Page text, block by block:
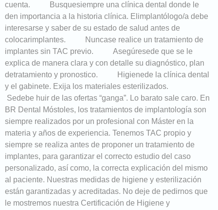
cuenta. Busquesiempre una clínica dental donde le
den importancia a la historia clínica. Elimplantólogo/a debe
interesarse y saber de su estado de salud antes de
colocarimplantes. Nuncase realice un tratamiento de
implantes sin TAC previo. Asegúresede que se le
explica de manera clara y con detalle su diagnóstico, plan
detratamiento y pronostico. Higienede la clínica dental
y el gabinete. Exija los materiales esterilizados.
Sedebe huir de las ofertas “ganga”. Lo barato sale caro. En
BR Dental Móstoles, los tratamientos de implantología son
siempre realizados por un profesional con Máster en la
materia y años de experiencia. Tenemos TAC propio y
siempre se realiza antes de proponer un tratamiento de
implantes, para garantizar el correcto estudio del caso
personalizado, así como, la correcta explicación del mismo
al paciente. Nuestras medidas de higiene y esterilización
están garantizadas y acreditadas. No deje de pedirnos que
le mostremos nuestra Certificación de Higiene y